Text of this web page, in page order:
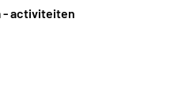
- activiteiten